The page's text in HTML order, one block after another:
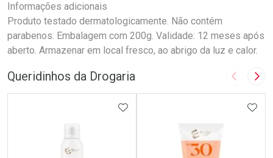
Informações adicionais
Produto testado dermatologicamente. Não contém
parabenos. Embalagem com 200g. Validade: 12 meses após
aberto. Armazenar em local fresco, ao abrigo da luz e calor.
Queridinhos da Drogaria Imagem
ADICIONAR AOS FAVORITOS